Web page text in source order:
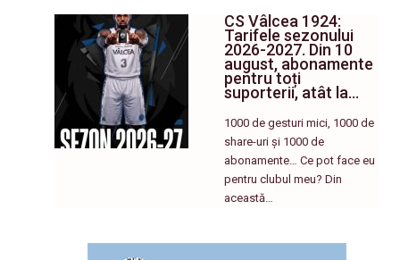
CS Vâlcea 1924:
Tarifele sezonului
2026-2027. Din 10
august, abonamente
pentru toți
suporterii, atât la…
1000 de gesturi mici, 1000 de
share-uri și 1000 de
abonamente… Ce pot face eu
pentru clubul meu? Din
această…